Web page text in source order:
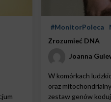
#MonitorPoleca
Zrozumieć DNA
Joanna
W komórkach
oraz
zestaw genów